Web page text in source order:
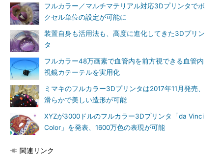
フルカラー／マルチマテリアル対応3Dプリンタでボ
クセル単位の設定が可能に
装置自身も活用法も、高度に進化してきた3Dプリン
タ
フルカラー48万画素で血管内を前方視できる血管内
視鏡カテーテルを実用化
ミマキのフルカラー3Dプリンタは2017年11月発売、
滑らかで美しい造形が可能
XYZが3000ドルのフルカラー3Dプリンタ「da Vinci
Color」を発表、1600万色の表現が可能
関連リンク